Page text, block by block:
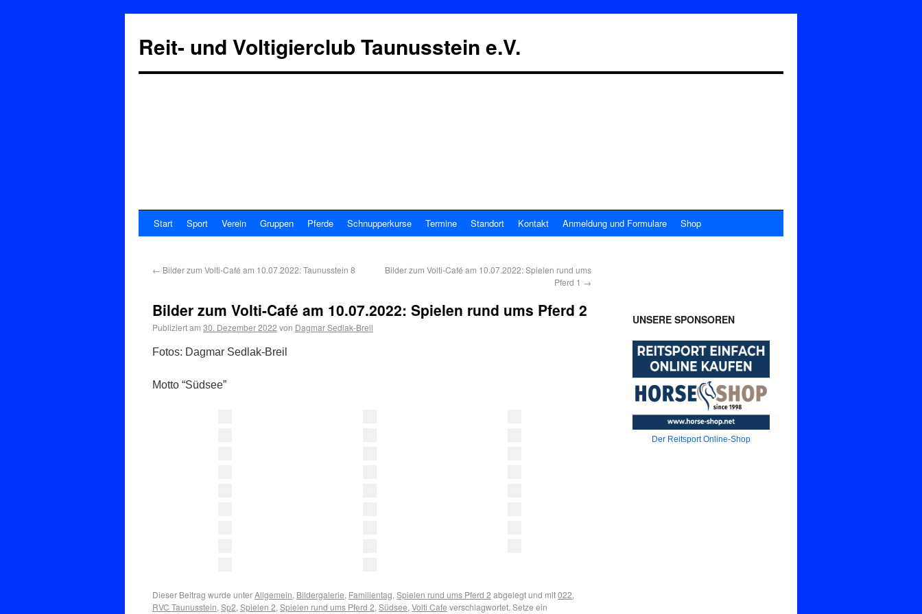
Reit- und Voltigierclub Taunusstein e.V.
Start Sport Verein Gruppen Pferde Schnupperkurse Termine Standort Kontakt Anmeldung und Formulare Shop
← Bilder zum Volti-Café am 10.07.2022: Taunusstein 8
Bilder zum Volti-Café am 10.07.2022: Spielen rund ums
Pferd 1 →
Bilder zum Volti-Café am 10.07.2022: Spielen rund ums Pferd 2
Publiziert am 30. Dezember 2022 von Dagmar Sedlak-Breil
Fotos: Dagmar Sedlak-Breil
Motto “Südsee”
Dieser Beitrag wurde unterAllgemein, Bildergalerie, Familientag, Spielen rund ums Pferd 2 abgelegt und mit022,
RVC Taunusstein, Sp2, Spielen 2, Spielen rund ums Pferd 2, Südsee, Volti Cafe verschlagwortet. Setze ein
UNSERE SPONSOREN
Der Reitsport Online-Shop